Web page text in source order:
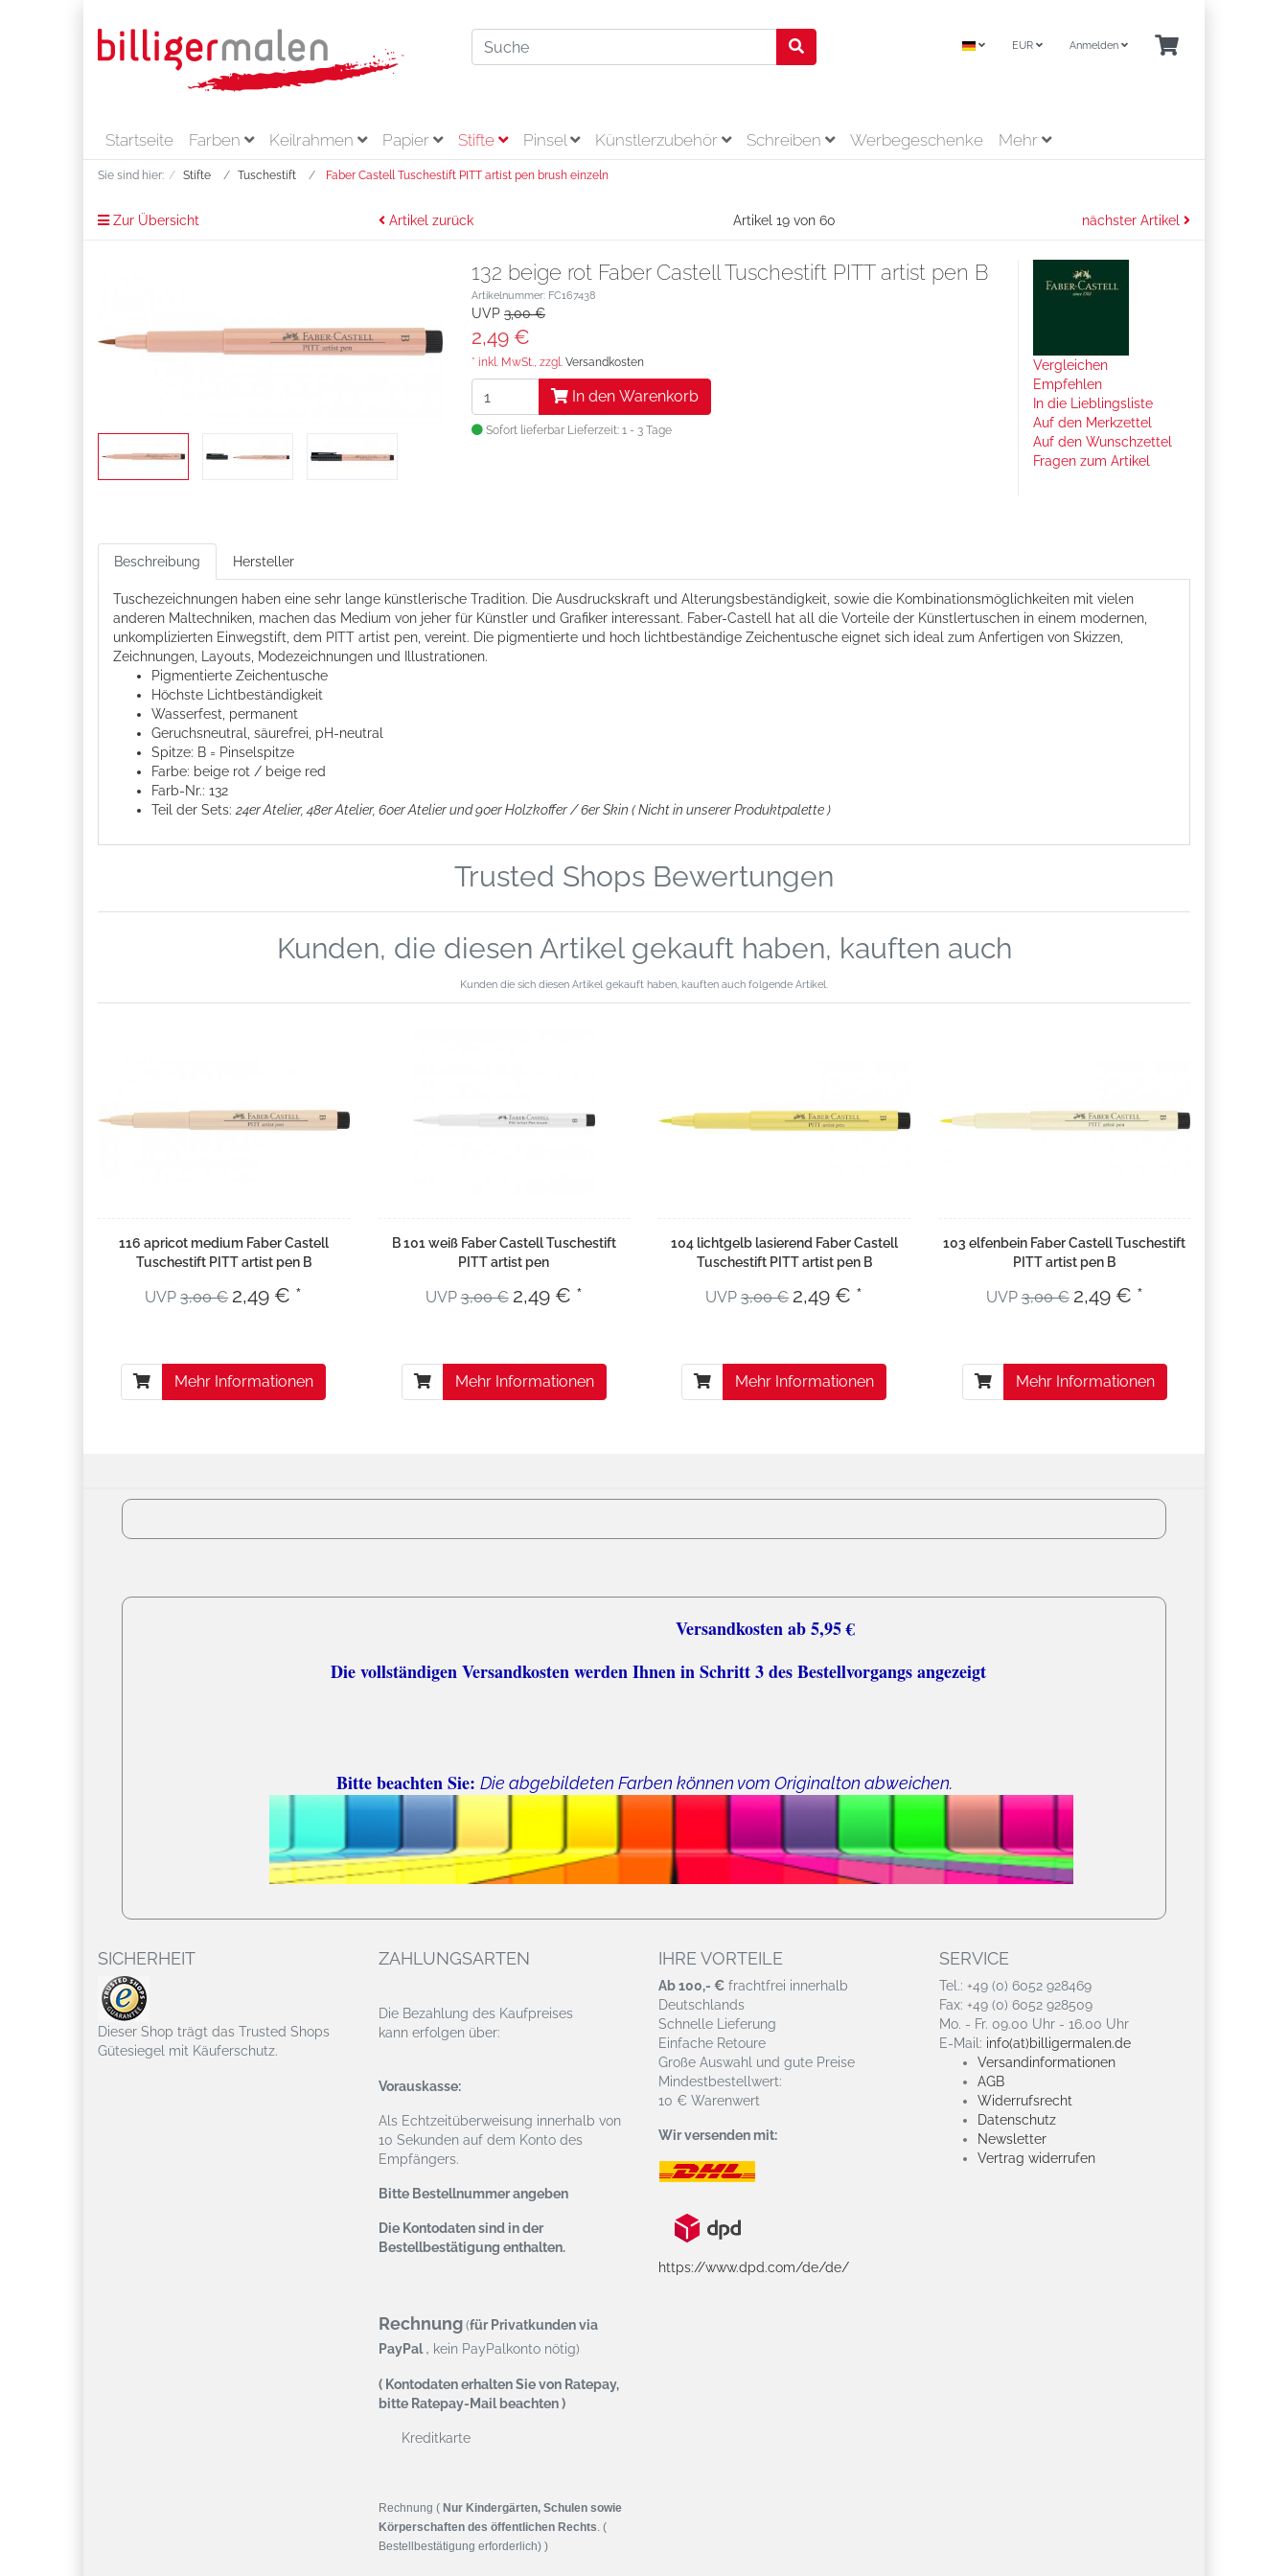
EUR Anmelden
Startseite Farben Keilrahmen Papier Stifte Pinsel Künstlerzubehör Schreiben Werbegeschenke Mehr
Sie sind hier: Stifte Tuschestift Faber Castell Tuschestift PITT artist pen brush einzeln
Zur Übersicht Artikel zurück Artikel 19 von 60 nächster Artikel
132 beige rot Faber Castell Tuschestift PITT artist pen B
Artikelnummer: FC167438
UVP 3,00 €
2,49 €
* inkl. MwSt., zzgl. Versandkosten
In den Warenkorb
Sofort lieferbar Lieferzeit: 1 - 3 Tage
Vergleichen
Empfehlen
In die Lieblingsliste
Auf den Merkzettel
Auf den Wunschzettel
Fragen zum Artikel
Beschreibung Hersteller
Tuschezeichnungen haben eine sehr lange künstlerische Tradition. Die Ausdruckskraft und Alterungsbeständigkeit, sowie die Kombinationsmöglichkeiten mit vielen
anderen Maltechniken, machen das Medium von jeher für Künstler und Grafiker interessant. Faber-Castell hat all die Vorteile der Künstlertuschen in einem modernen,
unkomplizierten Einwegstift, dem PITT artist pen, vereint. Die pigmentierte und hoch lichtbeständige Zeichentusche eignet sich ideal zum Anfertigen von Skizzen,
Zeichnungen, Layouts, Modezeichnungen und Illustrationen.
Pigmentierte Zeichentusche
Höchste Lichtbeständigkeit
Wasserfest, permanent
Geruchsneutral, säurefrei, pH-neutral
Spitze: B = Pinselspitze
Farbe: beige rot / beige red
Farb-Nr.: 132
Teil der Sets: 24er Atelier, 48er Atelier, 60er Atelier und 90er Holzkoffer/ 6er Skin ( Nicht in unserer Produktpalette )
Trusted Shops Bewertungen
Kunden, die diesen Artikel gekauft haben, kauften auch
Kunden die sich diesen Artikel gekauft haben, kauften auch folgende Artikel.
116 apricot medium Faber Castell
Tuschestift PITT artist pen B
UVP3,00 € 2,49 € *
Mehr Informationen
B 101 weiß Faber Castell Tuschestift
PITT artist pen
UVP3,00 € 2,49 € *
Mehr Informationen
104 lichtgelb lasierend Faber Castell
Tuschestift PITT artist pen B
UVP3,00 € 2,49 € *
Mehr Informationen
103 elfenbein Faber Castell Tuschestift
PITT artist pen B
UVP3,00 € 2,49 € *
Mehr Informationen
Versandkosten ab 5,95 €
Die vollständigen Versandkosten werden Ihnen in Schritt 3 des Bestellvorgangs angezeigt
Bitte beachten Sie: Die abgebildeten Farben können vom Originalton abweichen.
SICHERHEIT
Dieser Shop trägt das Trusted Shops
Gütesiegel mit Käuferschutz.
ZAHLUNGSARTEN
Die Bezahlung des Kaufpreises
kann erfolgen über:
Vorauskasse:
Als Echtzeitüberweisung innerhalb von
10 Sekunden auf dem Konto des
Empfängers.
Bitte Bestellnummer angeben
Die Kontodaten sind in der
Bestellbestätigung enthalten.
Rechnung (für Privatkunden via
PayPal, kein PayPalkonto nötig)
( Kontodaten erhalten Sie von Ratepay,
bitte Ratepay-Mail beachten )
Kreditkarte
Rechnung ( Nur Kindergärten, Schulen sowie
Körperschaften des öffentlichen Rechts . (
Bestellbestätigung erforderlich) )
IHRE VORTEILE
Ab 100,- € frachtfrei innerhalb
Deutschlands
Schnelle Lieferung
Einfache Retoure
Große Auswahl und gute Preise
Mindestbestellwert:
10 € Warenwert
Wir versenden mit:
https://www.dpd.com/de/de/
SERVICE
Tel.: +49 (0) 6052 928469
Fax: +49 (0) 6052 928509
Mo. - Fr. 09.00 Uhr - 16.00 Uhr
E-Mail: info(at)billigermalen.de
Versandinformationen
AGB
Widerrufsrecht
Datenschutz
Newsletter
Vertrag widerrufen